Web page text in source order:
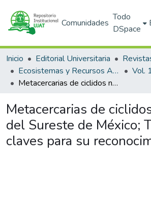
Comunidades
Todo
DSpace
Inicio Editorial Universitaria
Ecosistemas y Recursos Agropecuarios
Vol.
Metacercarias de ciclidos nativos del Sureste de México; Taxonomía y claves para su reconocimiento
Metacercarias de
del Sureste de México;
claves para su